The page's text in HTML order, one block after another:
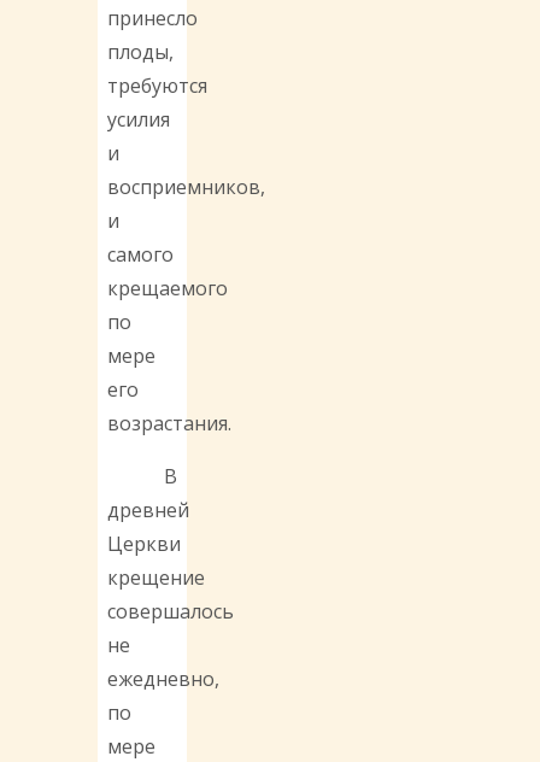
принесло
плоды,
требуются
усилия
и
восприемников,
и
самого
крещаемого
по
мере
его
возрастания.
В
древней
Церкви
крещение
совершалось
не
ежедневно,
по
мере